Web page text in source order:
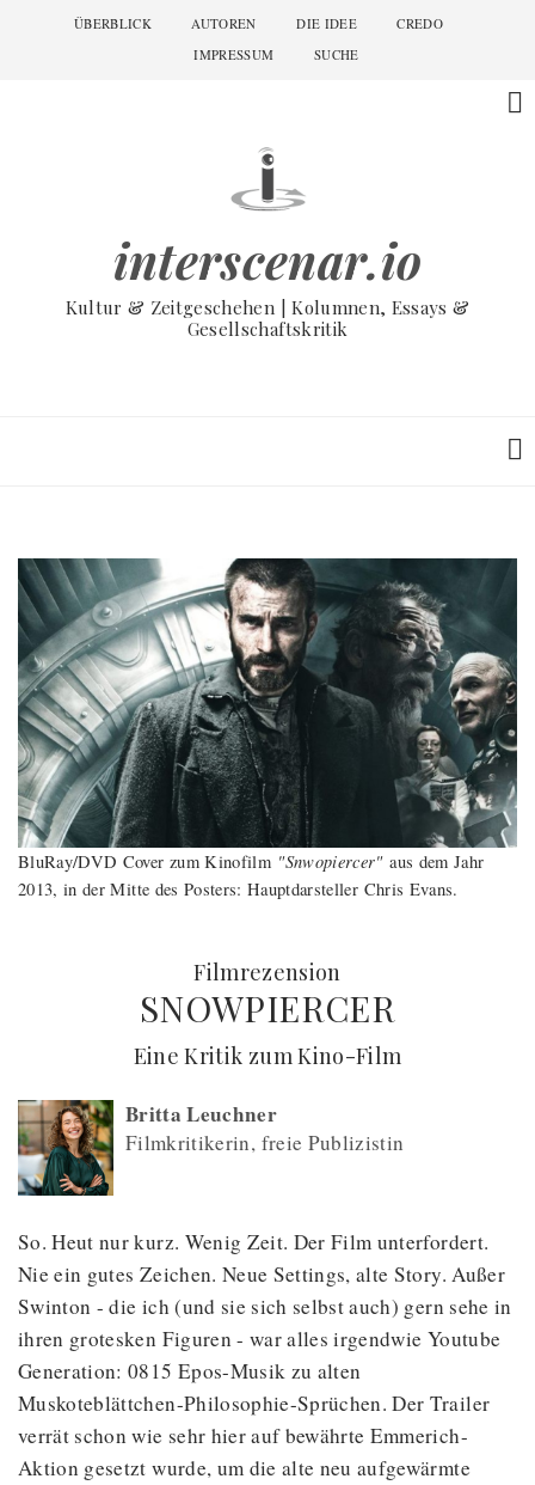
ÜBERBLICK AUTOREN DIE IDEE
CREDO
IMPRESSUM
SUCHE
interscenar.io
Kultur & Zeitgeschehen | Kolumnen, Essays &
Gesellschaftskritik
BluRay/DVD Cover zum Kinofilm "Snwopiercer"aus dem Jahr
2013, in der Mitte des Posters: Hauptdarsteller Chris Evans.
Filmrezension
SNOWPIERCER
(
Eine Kritik zum Kino-Film
Britta Leuchner
Filmkritikerin, freie Publizistin
So. Heut nur kurz. Wenig Zeit. Der Film unterfordert.
Nie ein gutes Zeichen. Neue Settings, alte Story. Außer
Swinton - die ich (und sie sich selbst auch) gern sehe in
ihren grotesken Figuren - war alles irgendwie Youtube
Generation: 0815 Epos-Musik zu alten
Muskoteblättchen-Philosophie-Sprüchen. Der Trailer
verrät schon wie sehr hier auf bewährte Emmerich-
Aktion gesetzt wurde, um die alte neu aufgewärmte